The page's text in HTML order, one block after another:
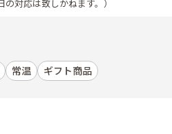
対応は致しかねます。）
常温 ギフト商品